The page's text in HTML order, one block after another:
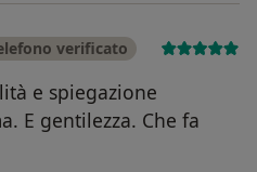
verificato
e spiegazione
E gentilezza. Che fa